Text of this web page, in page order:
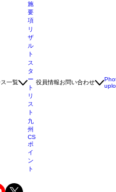
実
施
要
項
リ
ザ
ル
ト
ス
ー
ト
リ
ス
ト
九
州
CS
ポ
イ
ン